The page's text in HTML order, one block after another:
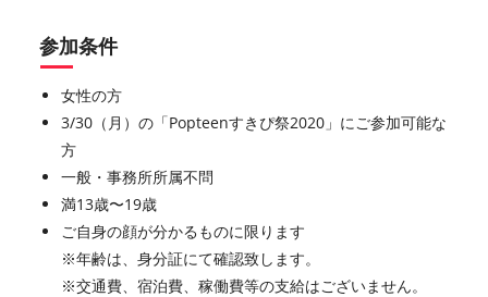
参加条件
女性の方
3/30（月）の「Popteenすきぴ祭2020」にご参加可能な
方
一般・事務所所属不問
満13歳〜19歳
ご⾃⾝の顔が分かるものに限ります
※年齢は、身分証にて確認致します。
※交通費、宿泊費、稼働費等の支給はございません。